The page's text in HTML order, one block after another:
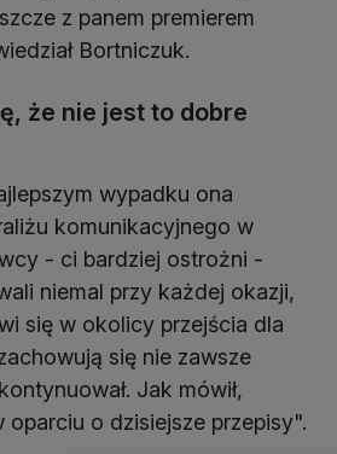
z panem premierem
Bortniczuk.
że nie jest to dobre
wypadku ona
komunikacyjnego w
- ci bardziej ostrożni -
niemal przy każdej okazji,
się w okolicy przejścia dla
się nie zawsze
Jak mówił,
o dzisiejsze przepisy".